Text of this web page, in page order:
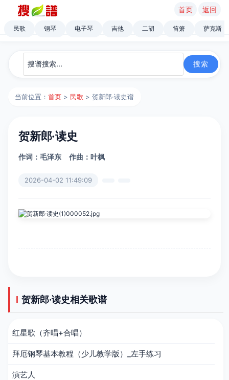
首页 返回
民歌 钢琴 电子琴 吉他 二胡 笛箫 萨克斯
当前位置：首页 > 民歌 > 贺新郎·读史谱
贺新郎·读史
作词：毛泽东 作曲：叶枫
2026-04-02 11:49:09
贺新郎·读史相关歌谱
红星歌（齐唱+合唱）
拜厄钢琴基本教程（少儿教学版）_左手练习
演艺人